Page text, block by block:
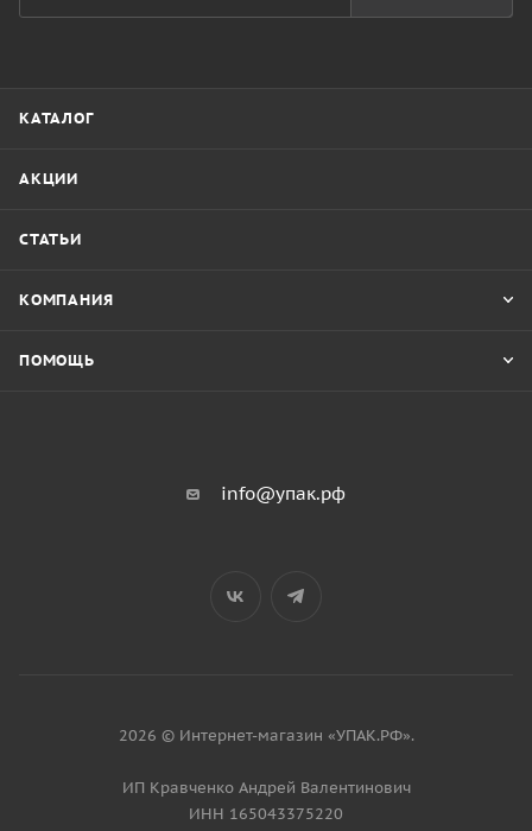
КАТАЛОГ
АКЦИИ
СТАТЬИ
КОМПАНИЯ
ПОМОЩЬ
info@упак.рф
2026 © Интернет-магазин «УПАК.РФ».
ИП Кравченко Андрей Валентинович
ИНН 165043375220